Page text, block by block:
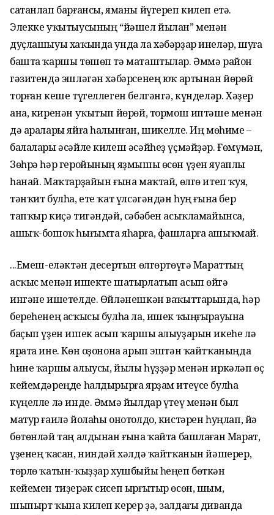
сатанлап барғансы, яманы йүгереп килеп етә.
Элекке уҡытыусының “йәшел йылан” менән
дуҫлашыуы хаҡында унда ла хәбәрҙар инеләр, шуға
башта ҡаршы төшөп тә маташтылар. Әммә район
гәзитендә эшләгән хәбәрсенең юҡ артынан йөрөй
торған кеше түгеллеген белгәнгә, күнделәр. Хәҙер
ана, киренән уҡытып йөрөй, тормош иптәше менән
дә аралары яйға һалынған, шикелле. Иң мөһиме –
балалары әсәйле килеш әсәйһеҙ үҫмәйҙәр. Ғөмүмән,
Зөһрә һәр геройының яҙмышы өсөн үҙен яуаплы
һанай. Маҡтарҙайын ғына маҡтай, өлгө итеп ҡуя,
тәнҡит булһа, ете ҡат үлсәгәндән һуң ғына бер
тапҡыр киҫә тигәндәй, сәбәбен асыҡламайынса,
ашыҡ-бошоҡ һығымта яһарға, фашларға ашыҡмай.
...Емеш-еләктән десертын өлгөртөүгә Мараттың
асҡыс менән ишекте шатырлатып асып өйгә
ингәне ишетелде. Өйләнешкән ваҡыттарында, һәр
береһенең асҡысы булһа ла, ишек ҡыңғырауына
баҫып үҙен ишек асып ҡаршы алыуҙарын икеһе лә
ярата ине. Көн оҙонона арып эштән ҡайтҡаныңда
һине ҡаршы алыусы, йылы һүҙҙәр менән иркәләп өҫ
кейемдәреңде һалдырырға ярҙам итеүсе булһа
күңелле лә инде. Әммә йылдар үтеү менән был
матур ғаилә йолаһы онотолдо, кистәрен һуңлап, йә
бөтөнләй таң алдынан ғына ҡайта башлаған Марат,
үҙенең ҡасан, ниндәй хәлдә ҡайтҡанын йәшерер,
төрлө ҡатын-ҡыҙҙар хушбыйы һеңеп бөткән
кейемен тиҙерәк сисеп ырғытыр өсөн, шым,
шыпырт ҡына килеп керер ҙә, залдағы диванда